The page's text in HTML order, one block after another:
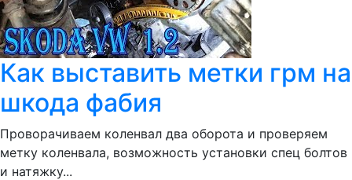
Как выставить метки грм на
шкода фабия
Проворачиваем коленвал два оборота и проверяем
метку коленвала, возможность установки спец болтов
и натяжку...